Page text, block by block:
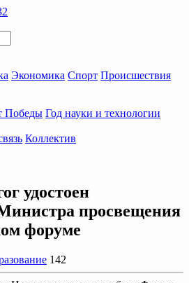
Экономика Спорт Происшествия
Победы Год науки и технологии
Коллектив
удостоен
просвещения
форуме
142